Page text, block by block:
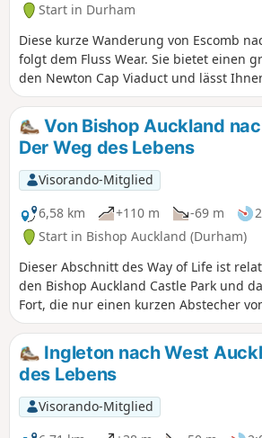
Start in Durham
Diese kurze Wanderung von Escomb
folgt dem Fluss Wear. Sie bietet einen
den Newton Cap Viaduct und lässt
Bishop Auckland zu erkunden.
Von Bishop Auckland
Der Weg des Lebens
Visorando-Mitglied
6,58 km
+110 m -69 m
Start in Bishop Auckland (Durham)
Dieser Abschnitt des Way of Life ist
den Bishop Auckland Castle Park und
Fort, die nur einen kurzen Abstecher
liegen, in aller Ruhe erkunden können.
Ingleton nach West
des Lebens
Visorando-Mitglied